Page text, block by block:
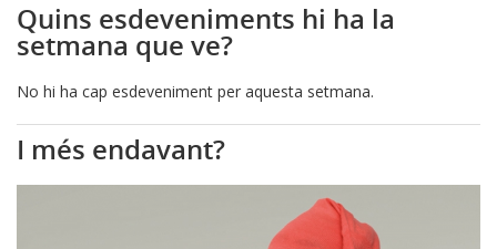
Quins esdeveniments hi ha la
setmana que ve?
No hi ha cap esdeveniment per aquesta setmana.
I més endavant?